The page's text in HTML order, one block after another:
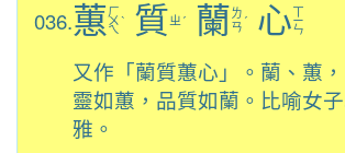
036.蕙 ㄏ
ㄨ
ㄟ
ˋ 質ㄓ ˊ 蘭ㄌ
ㄢ ˊ 心ㄒ
ㄧ
ㄣ
又作「蘭質蕙心」。蘭、蕙
靈如蕙，品質如蘭。比喻女
雅。